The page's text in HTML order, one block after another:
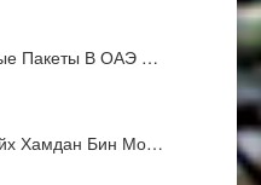
Пакеты В ОАЭ …
Хамдан Бин Мо…